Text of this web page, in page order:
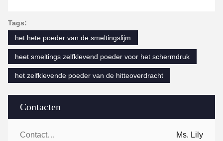
Contacten
Contacten: Ms. Lily
Tags:
het hete poeder van de smeltingslijm
heet smeltings zelfklevend poeder voor het schermdruk
het zelfklevende poeder van de hitteoverdracht